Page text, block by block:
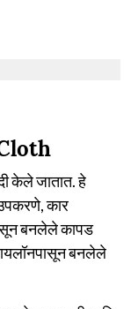
केले जातात. हे
कार
बनलेले कापड
बनलेले